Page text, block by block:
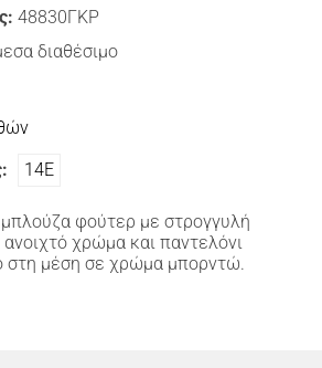
48830ΓΚΡ
διαθέσιμο
14Ε
φούτερ με στρογγυλή
χρώμα και παντελόνι
στη μέση σε χρώμα μπορντώ.